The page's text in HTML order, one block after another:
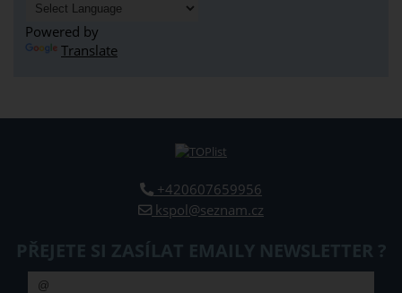
Powered by
Translate
+420607659956
kspol@seznam.cz
PŘEJETE SI ZASÍLAT EMAILY NEWSLETTER ?